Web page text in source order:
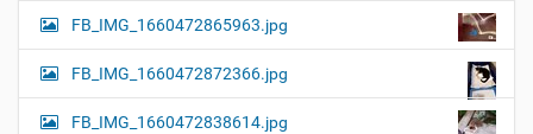
FB_IMG_1660472865963.jpg
FB_IMG_1660472872366.jpg
FB_IMG_1660472838614.jpg